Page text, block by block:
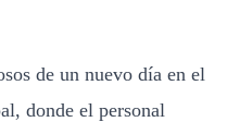
de un nuevo día en el
donde el personal